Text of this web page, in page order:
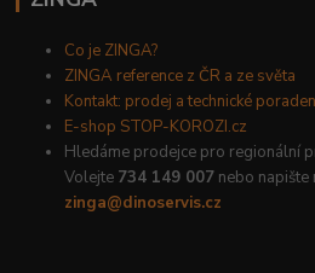
Co je ZINGA?
ZINGA reference z ČR a ze světa
Kontakt: prodej a technické
E-shop STOP-KOROZI.cz
Hledáme prodejce pro regionální
Volejte 734 149 007 nebo napište
zinga@dinoservis.cz